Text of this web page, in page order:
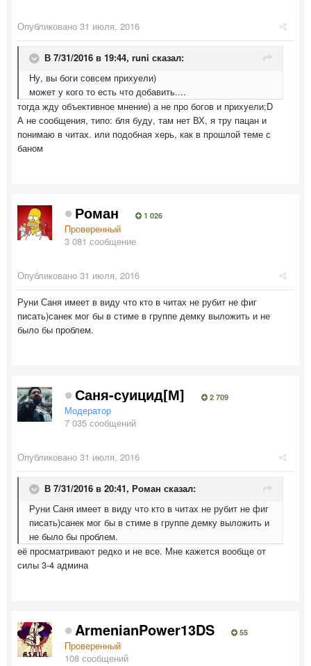
Опубликовано 31 июля, 2016
В 7/31/2016 в 19:44, runi сказал:
Ну, вы боги совсем прихуели)
может у кого то есть что добавить....
тогда жду объективное мнение) а не про богов и прихуели;D
А не сообщения, типо: бля буду, там нет ВХ, я тру пацан и
понимаю в читах. или подобная херь, как в прошлой теме с
баном
Роман 1 026
Проверенный
3 081 сообщение
Опубликовано 31 июля, 2016
Руни Саня имеет в виду что кто в читах не рубит не фиг
писать)санек мог бы в стиме в группе демку выложить и не
было бы проблем.
Саня-суицид[М] 2 709
Модератор
7 035 сообщений
Опубликовано 31 июля, 2016
В 7/31/2016 в 20:41, Роман сказал:
Руни Саня имеет в виду что кто в читах не рубит не фиг
писать)санек мог бы в стиме в группе демку выложить и
не было бы проблем.
её просматривают редко и не все. Мне кажется вообще от
силы 3-4 админа
ArmenianPower13DS 55
Проверенный
108 сообщений